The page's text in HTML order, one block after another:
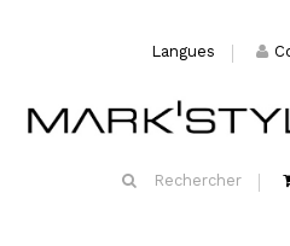
Langues
Rechercher